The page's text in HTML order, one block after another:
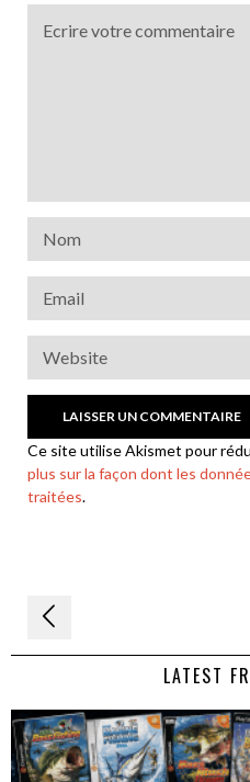
Ce site utilise Akismet pour
plus sur la façon dont les
traitées.
Navigation
de LATEST